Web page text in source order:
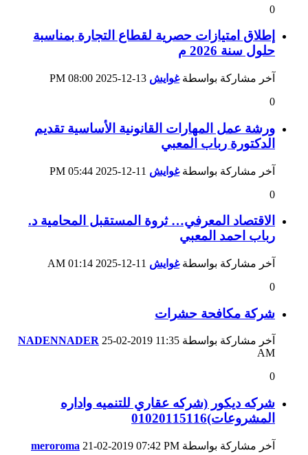
0
إطلاق امتيازات حصرية لقطاع التجارة بمناسبة
حلول سنة 2026 م
آخر مشاركة بواسطةغوايش
08:00 PM
0
ورشة عمل المهارات القانونية الأساسية تقديم
الدكتورة رباب المعبي
آخر مشاركة بواسطةغوايش
05:44 PM
0
الاقتصاد المعرفي… ثروة المستقبل المحامية د.
رباب احمد المعبي
آخر مشاركة بواسطةغوايش
01:14 AM
0
شركة مكافحة حشرات
آخر مشاركة بواسطة NADENNADER 25-02-2019 11:35
AM
0
شركه ديكور (شركه عقاري للتنميه واداره
المشروعات)01020115116
آخر مشاركة بواسطة meroroma 21-02-2019 07:42 PM